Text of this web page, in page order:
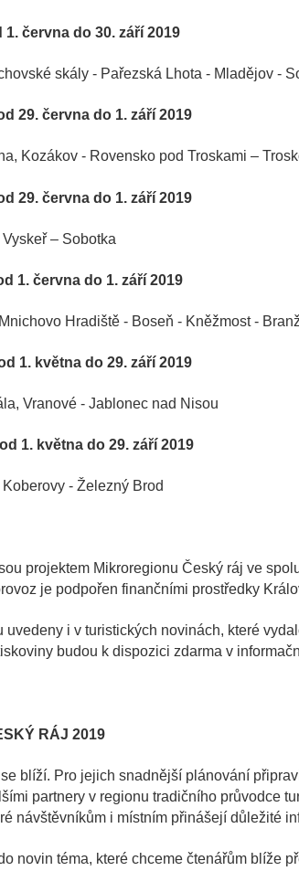
června do 30. září 2019
skály - Pařezská Lhota - Mladějov -
29. června do 1. září 2019
- Rovensko pod Troskami –
29. června do 1. září 2019
– Sobotka
1. června do 1. září 2019
Hradiště - Boseň - Kněžmost -
1. května do 29. září 2019
- Jablonec nad Nisou
1. května do 29. září 2019
- Železný Brod
projektem Mikroregionu Český ráj ve
je podpořen finančními prostředky
i v turistických novinách, které
budou k dispozici zdarma v
RÁJ 2019
blíží. Pro jejich snadnější plánování
partnery v regionu tradičního průvodce
návštěvníkům i místním přinášejí důležité
novin téma, které chceme čtenářům blíže